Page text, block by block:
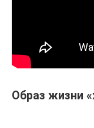
Образ жизни